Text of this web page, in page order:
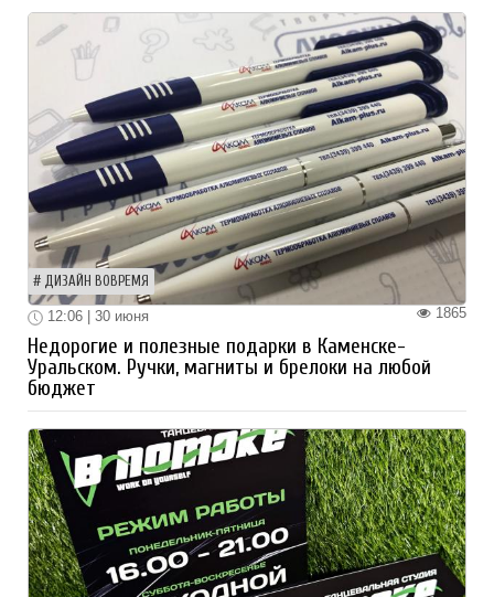
ДИЗАЙН ВОВРЕМЯ
1865
12:06 | 30 июня
Недорогие и полезные подарки в Каменске-
Уральском. Ручки, магниты и брелоки на любой
бюджет